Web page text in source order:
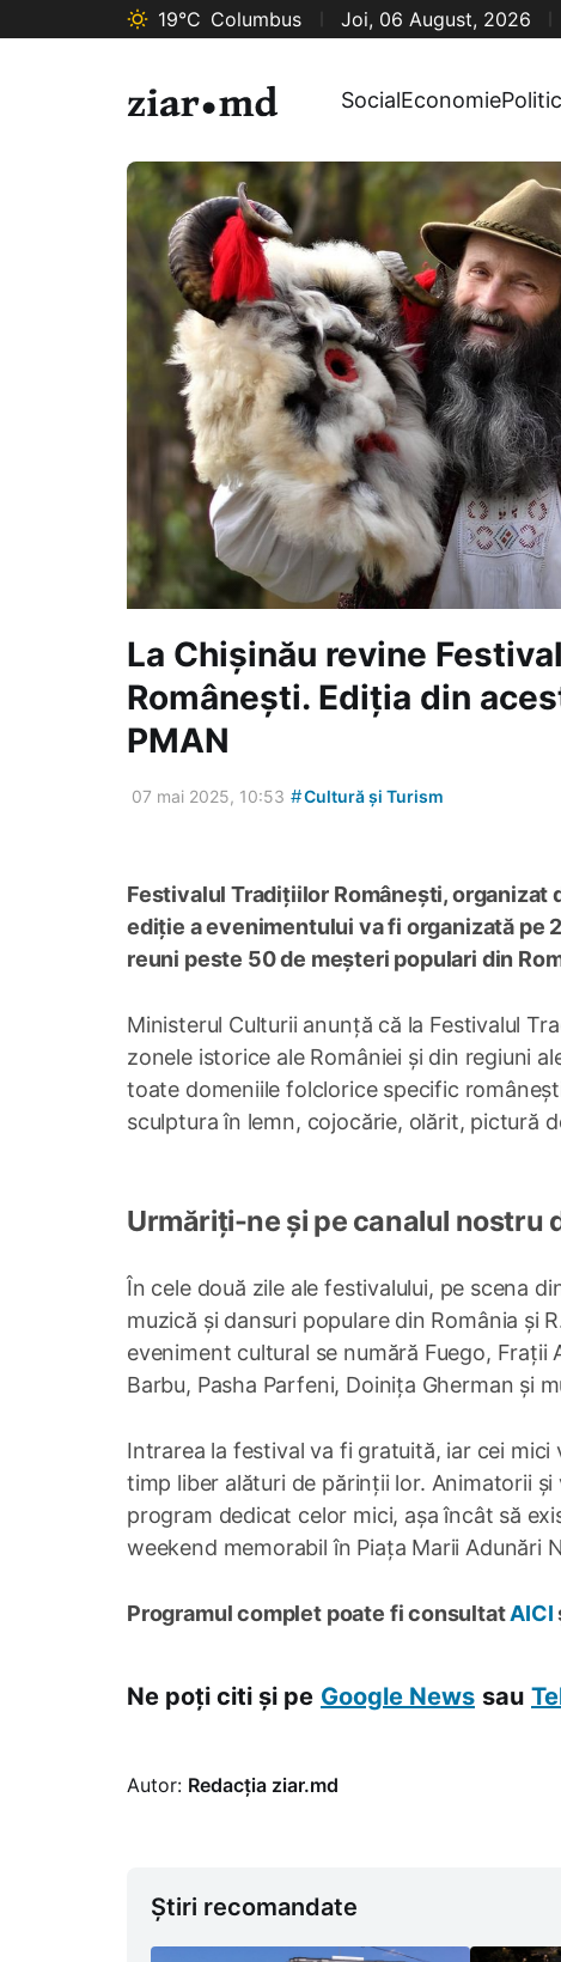
19°C Columbus Joi, 06 August, 2026
SocialEconomie
La Chișinău revine
Românești. Ediția din
PMAN
07 mai 2025, 10:53 #Cultură și Turism
Festivalul Tradițiilor Românești, organizat
ediție a evenimentului va fi organizată pe
reuni peste 50 de meșteri populari din
Ministerul Culturii anunță că la Festivalul
zonele istorice ale României și din regiuni
toate domeniile folclorice specific
sculptura în lemn, cojocărie, olărit, pictură
Urmăriți-ne și pe canalul nostru
În cele două zile ale festivalului, pe scena
muzică și dansuri populare din România și
eveniment cultural se numără Fuego, Frații
Barbu, Pasha Parfeni, Doinița Gherman și
Intrarea la festival va fi gratuită, iar cei
timp liber alături de părinții lor. Animatorii
program dedicat celor mici, așa încât să
weekend memorabil în Piața Marii Adunări
Programul complet poate fi consultatAICI
Ne poți citi și pe Google News sau
Autor: Redacția ziar.md
Știri recomandate